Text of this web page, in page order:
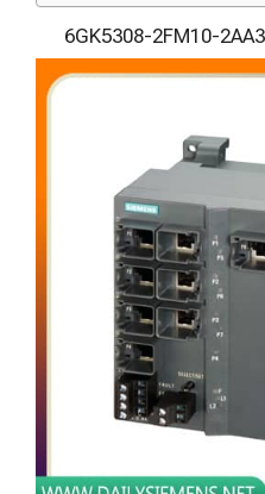
6GK5308-2FM10-